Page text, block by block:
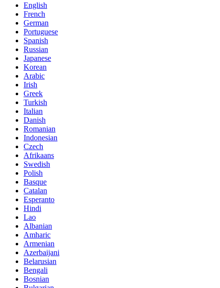
English
French
German
Portuguese
Spanish
Russian
Japanese
Korean
Arabic
Irish
Greek
Turkish
Italian
Danish
Romanian
Indonesian
Czech
Afrikaans
Swedish
Polish
Basque
Catalan
Esperanto
Hindi
Lao
Albanian
Amharic
Armenian
Azerbaijani
Belarusian
Bengali
Bosnian